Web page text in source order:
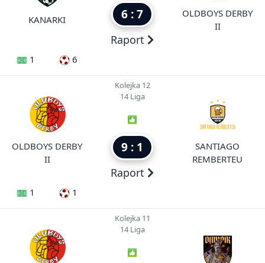
KANARKI 6 : 7
Raport
OLDBOYS DERBY
II
1 6
OLDBOYS DERBY
II
Kolejka 12
14 Liga
9 : 1
Raport
SANTIAGO
REMBERTEU
1 1
Kolejka 11
14 Liga